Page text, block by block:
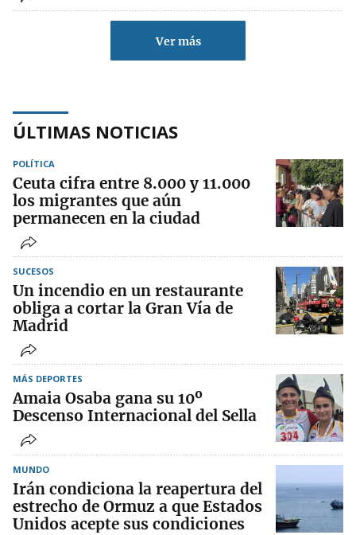
Ver más
ÚLTIMAS NOTICIAS
POLÍTICA
Ceuta cifra entre 8.000 y 11.000
los migrantes que aún
permanecen en la ciudad
SUCESOS
Un incendio en un restaurante
obliga a cortar la Gran Vía de
Madrid
MÁS DEPORTES
Amaia Osaba gana su 10º
Descenso Internacional del Sella
MUNDO
Irán condiciona la reapertura del
estrecho de Ormuz a que Estados
Unidos acepte sus condiciones